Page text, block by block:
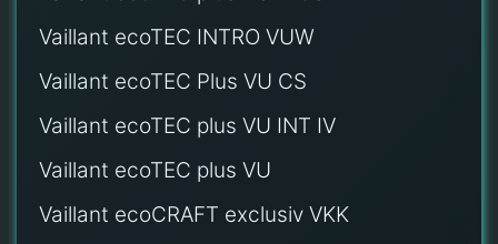
Vaillant ecoTEC INTRO VUW
Vaillant ecoTEC Plus VU CS
Vaillant ecoTEC plus VU INT IV
Vaillant ecoTEC plus VU
Vaillant ecoCRAFT exclusiv VKK